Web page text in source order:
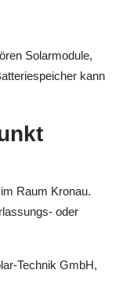
Solarmodule,
kann
Raum Kronau.
oder
Technik GmbH,